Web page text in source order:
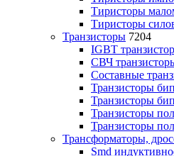
Тиристоры
Тиристоры
Транзисторы 7204
IGBT
СВЧ
Составные
Транзисторы
Транзисторы
Транзисторы
Транзисторы
Трансформаторы,
Smd